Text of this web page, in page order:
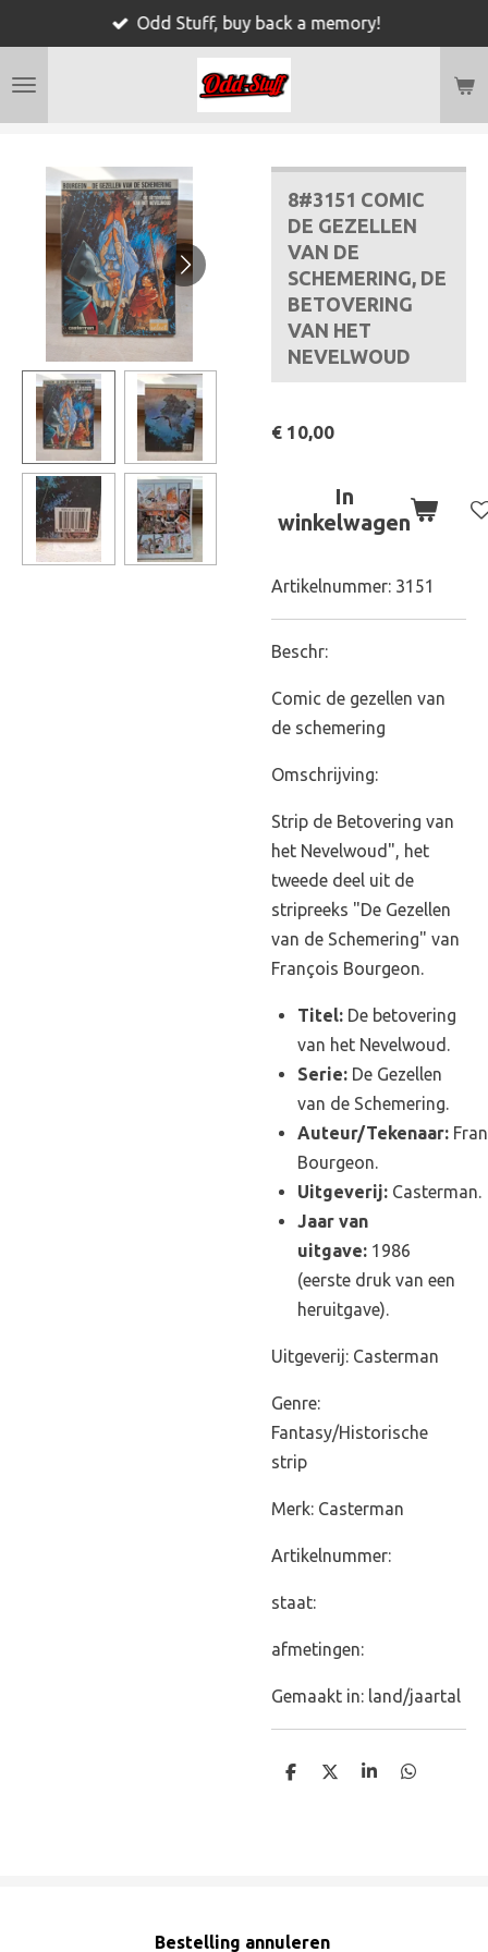
naar
Odd Stuff, buy back a memory!
8#3151 COMIC
DE GEZELLEN
VAN DE
SCHEMERING, DE
BETOVERING
VAN HET
NEVELWOUD
€ 10,00
In
winkelwagen
Artikelnummer: 3151
Beschr:
Comic de gezellen van
de schemering
Omschrijving:
Strip de Betovering van
het Nevelwoud", het
tweede deel uit de
stripreeks "De Gezellen
van de Schemering" van
François Bourgeon.
Titel: De betovering
van het Nevelwoud.
Serie: De Gezellen
van de Schemering.
Auteur/Tekenaar:
Bourgeon.
Uitgeverij: Casterman.
Jaar van
uitgave: 1986
(eerste druk van een
heruitgave).
Uitgeverij: Casterman
Genre:
Fantasy/Historische
strip
Merk: Casterman
Artikelnummer:
staat:
afmetingen:
Gemaakt in: land/jaartal
D
D
S
D
Bestelling annuleren